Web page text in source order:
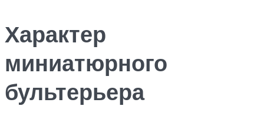
Характер
миниатюрного
бультерьера